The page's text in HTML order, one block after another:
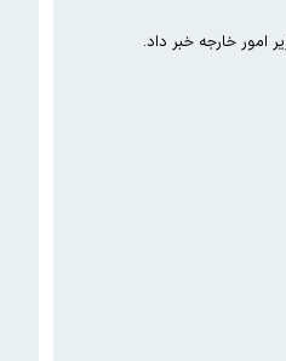
خارجه خبر داد.